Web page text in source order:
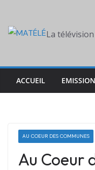
content
La
ACCUEIL
AU COEUR DES COMMUNES
Au Coeur